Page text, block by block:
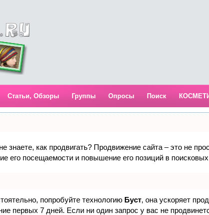
Статьи, Обзоры Группы Опросы Поиск
знаете, как продвигать? Продвижение сайта – это не
его посещаемости и повышение его позиций в
попробуйте технологию Буст, она ускоряет
первых 7 дней. Если ни один запрос у вас не